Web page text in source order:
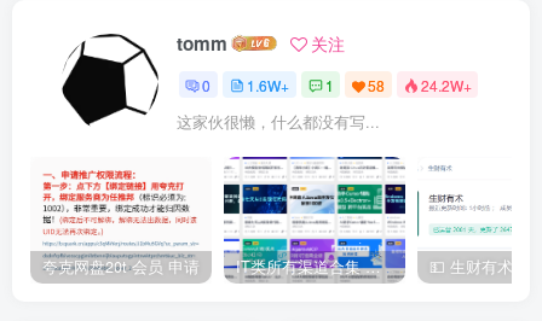
tomm 关注
0 1.6W+ 1 58 24.2W+
这家伙很懒，什么都没有写...
夸克网盘20t 会员 申请 IT类所有渠道合集 持续日更，目前近四千多条资源 年费用户微信私信获取权限